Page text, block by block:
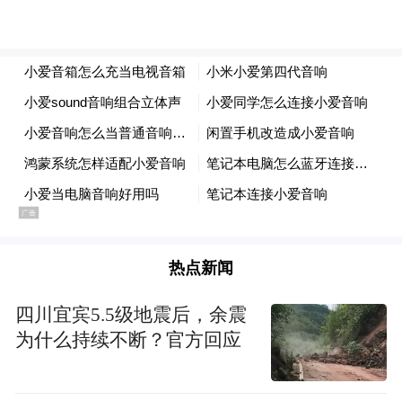
热点新闻
四川宜宾5.5级地震后，余震
为什么持续不断？官方回应